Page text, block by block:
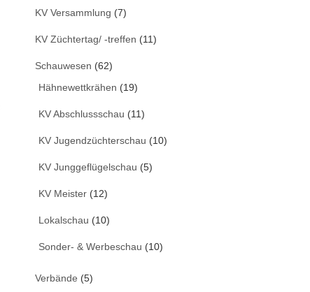
KV Versammlung (7)
KV Züchtertag/ -treffen (11)
Schauwesen (62)
Hähnewettkrähen (19)
KV Abschlussschau (11)
KV Jugendzüchterschau (10)
KV Junggeflügelschau (5)
KV Meister (12)
Lokalschau (10)
Sonder- & Werbeschau (10)
Verbände (5)